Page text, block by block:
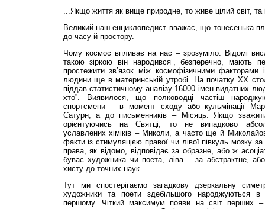
...Якщо життя як вище природне, то живе цілий світ, та
Великий наш енциклопедист вважає, що тонесенька
до часу й простору.
Чому космос впливає на нас – зрозуміло. Відомі
такою зіркою він народився”, безперечно, мають
простежити зв’язок між космофізичними
людини ще в материнській утробі. На початку ХХ
піддав статистичному аналізу 16000 імен видатних
хто”. Виявилося, що полководці частіш
спортсмени – в момент сходу або кульмінації
Сатурн, а до письменників – Місяць. Якщо
орієнтуючись на Святці, то не випадково
уславлених хіміків – Миколи, а часто ще й
факти із стимуляцією правої чи лівої півкуль мозку за
права, як відомо, відповідає за образне, або ж
буває художника чи поета, ліва – за абстрактне,
хисту до точних наук.
Тут ми спостерігаємо загадкову дзеркальну
художники та поети здебільшого народжуються в
першому. Чіткий максимум появи на світ перших –